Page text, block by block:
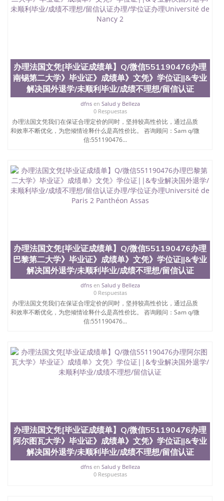
办理法国文凭[毕业证成绩单】Q/微信551190476办理
南锡第二大学》毕业证》成绩单》文凭》学位证||&专业
解决国外退学/未顺利毕业/成绩不理想/留信认证
dfnsen Salud y Belleza
0 Respuestas
办理法国文凭我们在保证合理定价的同时，坚持较高性价比，通过品质
和效率不断优化，为您倾情诠释什么是高性价比。 咨询顾问：Sam q/微
信:551190476...
办理法国文凭[毕业证成绩单】Q/微信551190476办理
巴黎第二大学》毕业证》成绩单》文凭》学位证||&专业
解决国外退学/未顺利毕业/成绩不理想/留信认证
dfnsen Salud y Belleza
0 Respuestas
办理法国文凭我们在保证合理定价的同时，坚持较高性价比，通过品质
和效率不断优化，为您倾情诠释什么是高性价比。 咨询顾问：Sam q/微
信:551190476...
办理法国文凭[毕业证成绩单】Q/微信551190476办理
阿尔图瓦大学》毕业证》成绩单》文凭》学位证||&专业
解决国外退学/未顺利毕业/成绩不理想/留信认证
dfnsen Salud y Belleza
0 Respuestas